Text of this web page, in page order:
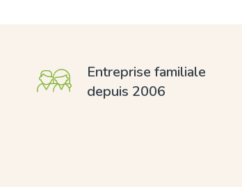
Entreprise familiale
depuis 2006